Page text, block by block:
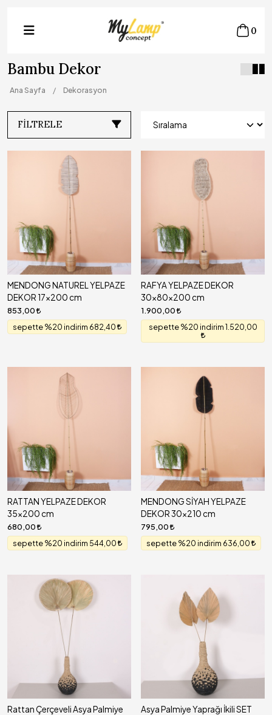
0
Bambu Dekor
Ana Sayfa Dekorasyon
FILTRELE
MENDONG NATUREL YELPAZE
DEKOR 17x200 cm
853,00
sepette %20 indirim 682,40
RAFYA YELPAZE DEKOR
30x80x200 cm
1.900,00
sepette %20 indirim 1.520,00
RATTAN YELPAZE DEKOR
35x200 cm
680,00
sepette %20 indirim 544,00
MENDONG SİYAH YELPAZE
DEKOR 30x210 cm
795,00
sepette %20 indirim 636,00
Rattan Çerçeveli Asya Palmiye
Asya Palmiye Yaprağı İkili SET